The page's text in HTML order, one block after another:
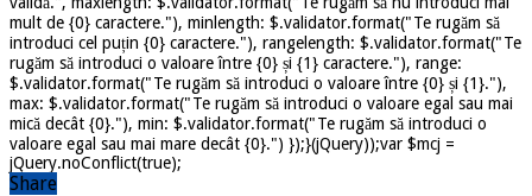
mult de {0} caractere."), minlength: $.validator.format("Te rugăm să
introduci cel puțin {0} caractere."), rangelength: $.validator.format("Te
rugăm să introduci o valoare între {0} și {1} caractere."), range:
$.validator.format("Te rugăm să introduci o valoare între {0} și {1}."),
max: $.validator.format("Te rugăm să introduci o valoare egal sau mai
mică decât {0}."), min: $.validator.format("Te rugăm să introduci o
valoare egal sau mai mare decât {0}.") });}(jQuery));var $mcj =
jQuery.noConflict(true);
Share